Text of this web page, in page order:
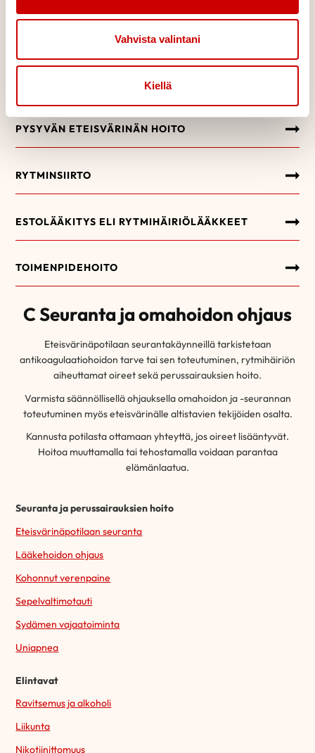
Vahvista valintani
Kiellä
rytminhallinta, sinusrytmi pyritään palauttamaan rytminsiirrolla
ja estämään eteisvärinää lääkkeiden ja/tai toimenpiteiden
PYSYVÄN ETEISVÄRINÄN HOITO
RYTMINSIIRTO
ESTOLÄÄKITYS ELI RYTMIHÄIRIÖLÄÄKKEET
TOIMENPIDEHOITO
C Seuranta ja omahoidon ohjaus
Eteisvärinäpotilaan seurantakäynneillä tarkistetaan
antikoagulaatiohoidon tarve tai sen toteutuminen, rytmihäiriön
aiheuttamat oireet sekä perussairauksien hoito.
Varmista säännöllisellä ohjauksella omahoidon ja -seurannan
toteutuminen myös eteisvärinälle altistavien tekijöiden osalta.
Kannusta potilasta ottamaan yhteyttä, jos oireet lisääntyvät.
Hoitoa muuttamalla tai tehostamalla voidaan parantaa
elämänlaatua.
Seuranta ja perussairauksien hoito
Eteisvärinäpotilaan seuranta
Lääkehoidon ohjaus
Kohonnut verenpaine
Sepelvaltimotauti
Sydämen vajaatoiminta
Uniapnea
Elintavat
Ravitsemus ja alkoholi
Liikunta
Nikotiinittomuus